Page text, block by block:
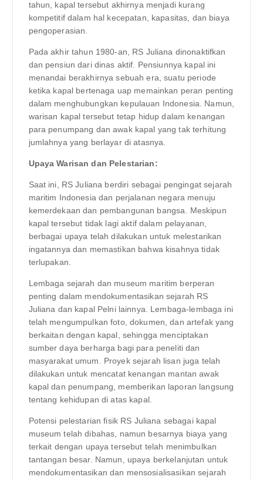
tahun, kapal tersebut akhirnya menjadi kurang
kompetitif dalam hal kecepatan, kapasitas, dan biaya
pengoperasian.
Pada akhir tahun 1980-an, RS Juliana dinonaktifkan
dan pensiun dari dinas aktif. Pensiunnya kapal ini
menandai berakhirnya sebuah era, suatu periode
ketika kapal bertenaga uap memainkan peran penting
dalam menghubungkan kepulauan Indonesia. Namun,
warisan kapal tersebut tetap hidup dalam kenangan
para penumpang dan awak kapal yang tak terhitung
jumlahnya yang berlayar di atasnya.
Upaya Warisan dan Pelestarian:
Saat ini, RS Juliana berdiri sebagai pengingat sejarah
maritim Indonesia dan perjalanan negara menuju
kemerdekaan dan pembangunan bangsa. Meskipun
kapal tersebut tidak lagi aktif dalam pelayanan,
berbagai upaya telah dilakukan untuk melestarikan
ingatannya dan memastikan bahwa kisahnya tidak
terlupakan.
Lembaga sejarah dan museum maritim berperan
penting dalam mendokumentasikan sejarah RS
Juliana dan kapal Pelni lainnya. Lembaga-lembaga ini
telah mengumpulkan foto, dokumen, dan artefak yang
berkaitan dengan kapal, sehingga menciptakan
sumber daya berharga bagi para peneliti dan
masyarakat umum. Proyek sejarah lisan juga telah
dilakukan untuk mencatat kenangan mantan awak
kapal dan penumpang, memberikan laporan langsung
tentang kehidupan di atas kapal.
Potensi pelestarian fisik RS Juliana sebagai kapal
museum telah dibahas, namun besarnya biaya yang
terkait dengan upaya tersebut telah menimbulkan
tantangan besar. Namun, upaya berkelanjutan untuk
mendokumentasikan dan mensosialisasikan sejarah